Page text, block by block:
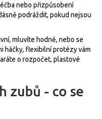
nebo přizpůsobení
podráždit, pokud nejsou
mluvíte hodně, nebo se
háčky, flexibilní protézy vám
o rozpočet, plastové
zubů - co se